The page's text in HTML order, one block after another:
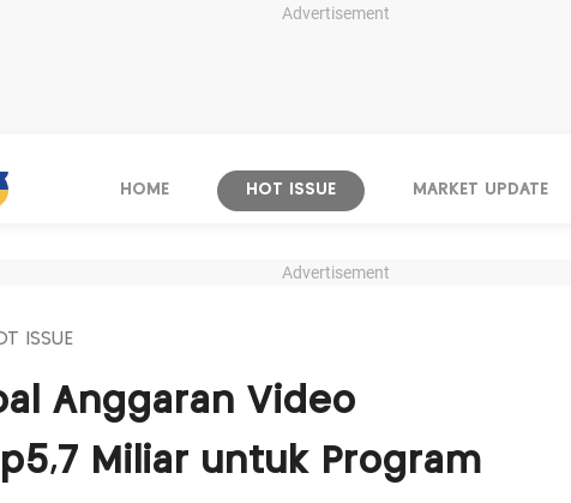
Advertisement
HOME HOT ISSUE MARKET UPDATE
Advertisement
ISSUE
Anggaran Video
Miliar untuk Program